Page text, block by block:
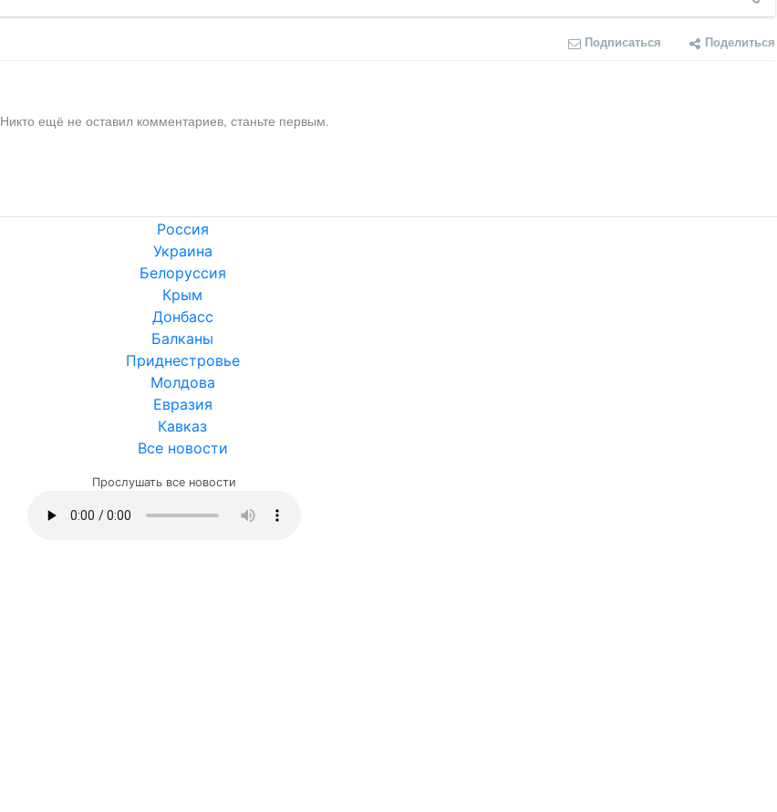
Подписаться Поделиться
Никто ещё не оставил комментариев, станьте первым.
Россия
Украина
Белоруссия
Крым
Донбасс
Балканы
Приднестровье
Молдова
Евразия
Кавказ
Все новости
Прослушать все новости